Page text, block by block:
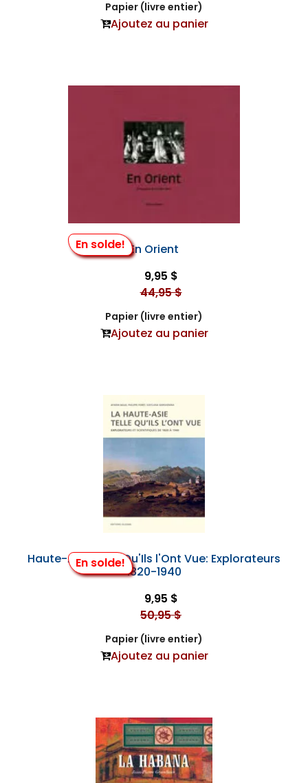
Papier (livre entier)
Ajoutez au panier
En solde! En Orient
9,95 $
44,95 $
Papier (livre entier)
Ajoutez au panier
En solde!
Haute-Asie Telle Qu'Ils l'Ont Vue: Explorateurs
1820-1940
9,95 $
50,95 $
Papier (livre entier)
Ajoutez au panier